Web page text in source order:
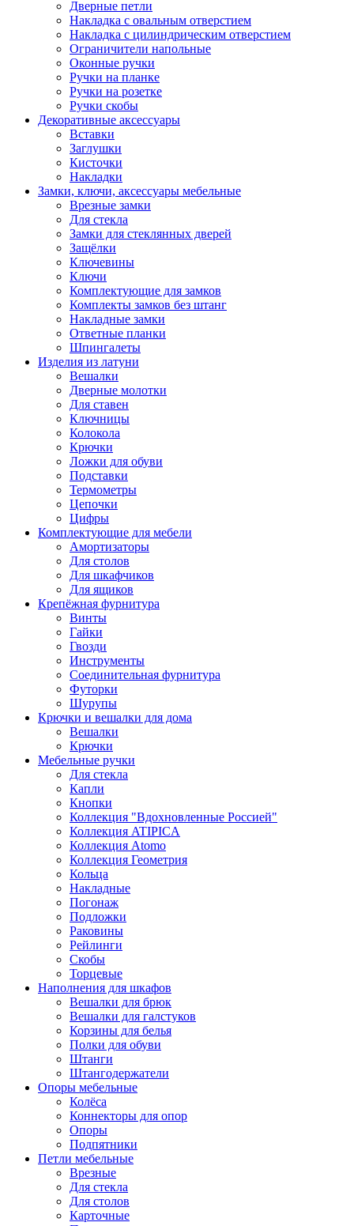
Дверные петли
Накладка с овальным отверстием
Накладка с цилиндрическим отверстием
Ограничители напольные
Оконные ручки
Ручки на планке
Ручки на розетке
Ручки скобы
Декоративные аксессуары
Вставки
Заглушки
Кисточки
Накладки
Замки, ключи, аксессуары мебельные
Врезные замки
Для стекла
Замки для стеклянных дверей
Защёлки
Ключевины
Ключи
Комплектующие для замков
Комплекты замков без штанг
Накладные замки
Ответные планки
Шпингалеты
Изделия из латуни
Вешалки
Дверные молотки
Для ставен
Ключницы
Колокола
Крючки
Ложки для обуви
Подставки
Термометры
Цепочки
Цифры
Комплектующие для мебели
Амортизаторы
Для столов
Для шкафчиков
Для ящиков
Крепёжная фурнитура
Винты
Гайки
Гвозди
Инструменты
Соединительная фурнитура
Футорки
Шурупы
Крючки и вешалки для дома
Вешалки
Крючки
Мебельные ручки
Для стекла
Капли
Кнопки
Коллекция "Вдохновленные Россией"
Коллекция ATIPICA
Коллекция Atomo
Коллекция Геометрия
Кольца
Накладные
Погонаж
Подложки
Раковины
Рейлинги
Скобы
Торцевые
Наполнения для шкафов
Вешалки для брюк
Вешалки для галстуков
Корзины для белья
Полки для обуви
Штанги
Штангодержатели
Опоры мебельные
Колёса
Коннекторы для опор
Опоры
Подпятники
Петли мебельные
Врезные
Для стекла
Для столов
Карточные